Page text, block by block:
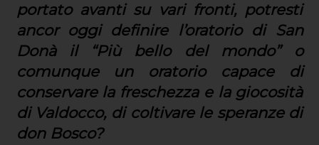
portato avanti su vari fronti, potresti
ancor oggi definire l’oratorio di San
Donà il “Più bello del mondo” o
comunque un oratorio capace di
conservare la freschezza e la giocosità
di Valdocco, di coltivare le speranze di
don Bosco?